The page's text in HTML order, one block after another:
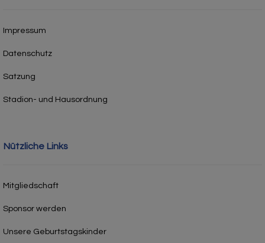
Impressum
Datenschutz
Satzung
Stadion- und Hausordnung
Nützliche Links
Mitgliedschaft
Sponsor werden
Unsere Geburtstagskinder